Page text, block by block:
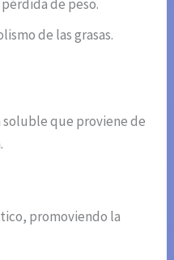
de peso.
de las grasas.
soluble que proviene de
promoviendo la